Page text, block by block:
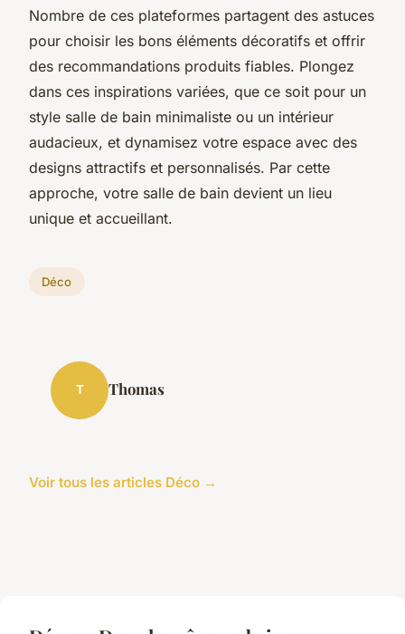
Nombre de ces plateformes partagent des astuces
pour choisir les bons éléments décoratifs et offrir
des recommandations produits fiables. Plongez
dans ces inspirations variées, que ce soit pour un
style salle de bain minimaliste ou un intérieur
audacieux, et dynamisez votre espace avec des
designs attractifs et personnalisés. Par cette
approche, votre salle de bain devient un lieu
unique et accueillant.
Déco
T Thomas
Voir tous les articles Déco →